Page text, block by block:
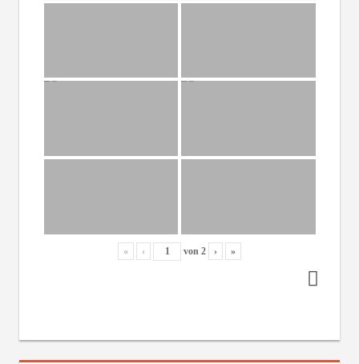
« ‹ von 2 › »